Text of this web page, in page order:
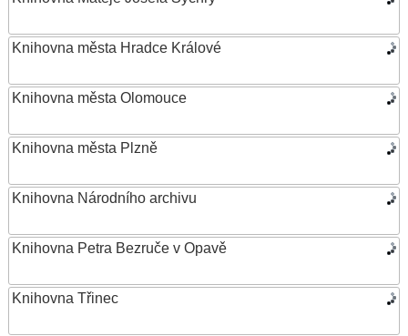
Knihovna města Hradce Králové
Knihovna města Olomouce
Knihovna města Plzně
Knihovna Národního archivu
Knihovna Petra Bezruče v Opavě
Knihovna Třinec